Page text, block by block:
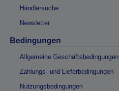
Händlersuche
Newsletter
Bedingungen
Allgemeine Geschäftsbedingungen
Zahlungs- und Lieferbedingungen
Nutzungsbedingungen